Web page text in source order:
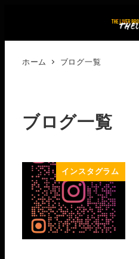
ホーム ブログ一覧
ブログ一覧
インスタグラム